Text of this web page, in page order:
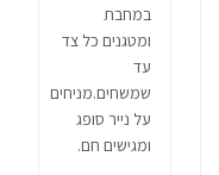
במחבת
ומטגנים כל צד
עד
שמשחים.מניחים
על נייר סופג
ומגישים חם.